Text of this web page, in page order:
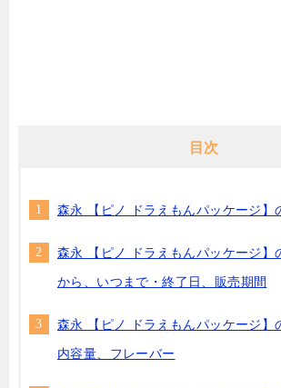
目次
森永 【ピノ ドラえもんパッケージ】
森永 【ピノ ドラえもんパッケージ】
から、いつまで・終了日、販売期間
森永 【ピノ ドラえもんパッケージ】
内容量、フレーバー